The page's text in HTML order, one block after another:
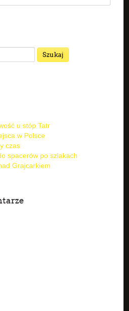
u stóp Tatr
w Polsce
czas
spacerów po szlakach
Grajcarkiem